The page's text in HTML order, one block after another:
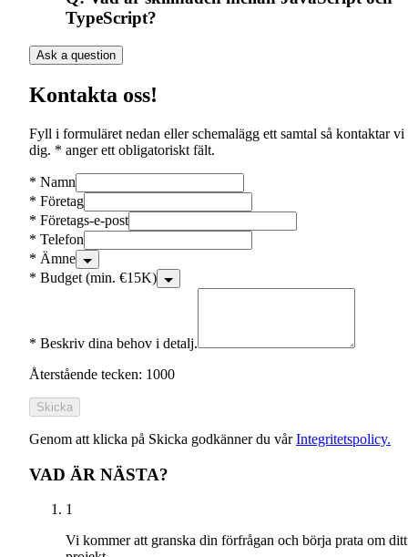
TypeScript?
Ask a question
Kontakta oss!
Fyll i formuläret nedan eller schemalägg ett samtal så kontaktar vi
dig. * anger ett obligatoriskt fält.
* Namn
* Företag
* Företags-e-post
* Telefon
* Ämne
* Budget (min. €15K)
* Beskriv dina behov i detalj.
Återstående tecken: 1000
Skicka
Genom att klicka på Skicka godkänner du vårIntegritetspolicy.
VAD ÄR NÄSTA?
1
Vi kommer att granska din förfrågan och börja prata om ditt